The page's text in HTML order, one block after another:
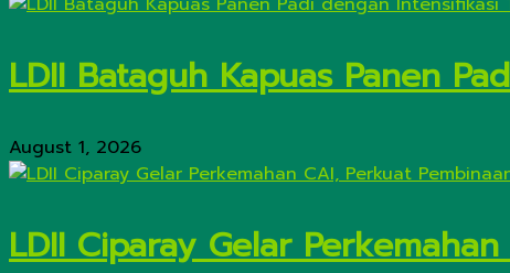
LDII Bataguh Kapuas Panen
August 1, 2026
LDII Ciparay Gelar